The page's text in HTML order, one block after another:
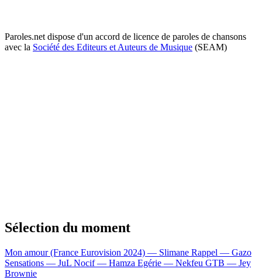
Paroles.net dispose d'un accord de licence de paroles de chansons
avec la Société des Editeurs et Auteurs de Musique (SEAM)
Sélection du moment
Mon amour (France Eurovision 2024) — Slimane Rappel — Gazo
Sensations — JuL Nocif — Hamza Egérie — Nekfeu GTB — Jey
Brownie